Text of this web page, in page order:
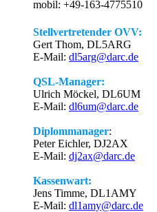
mobil: +49-163-4775510
Stellvertretender OVV:
Gert Thom, DL5ARG
E-Mail: dl5arg@darc.de
QSL-Manager:
Ulrich Möckel, DL6UM
E-Mail: dl6um@darc.de
Diplommanager:
Peter Eichler, DJ2AX
E-Mail: dj2ax@darc.de
Kassenwart:
Jens Timme, DL1AMY
E-Mail: dl1amy@darc.de